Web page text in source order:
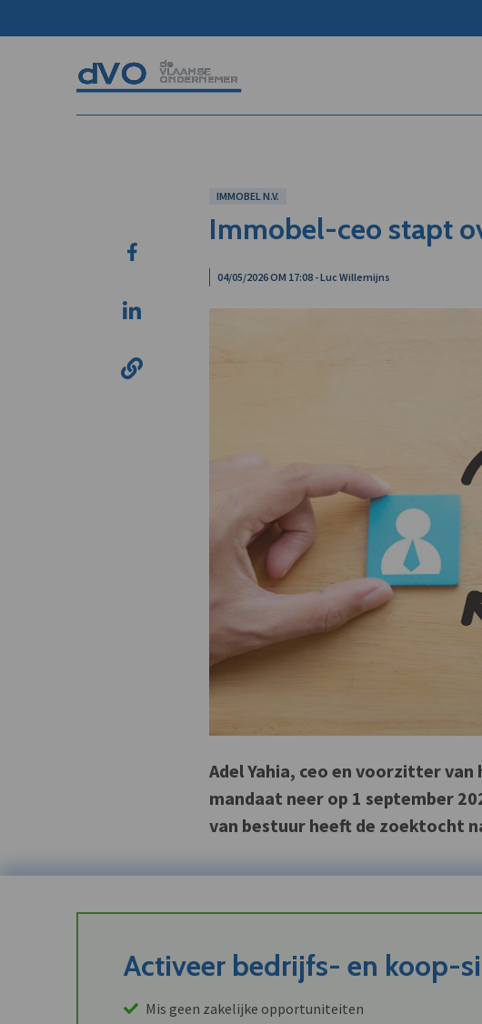
IMMOBEL N.V.
Immobel-ceo stapt
04/05/2026 OM 17:08 - Luc Willemijns
Adel Yahia, ceo en voorzitter
mandaat neer op 1 september
van bestuur heeft de zoektocht
Activeer bedrijfs- en koop-
Mis geen zakelijke opportuniteiten